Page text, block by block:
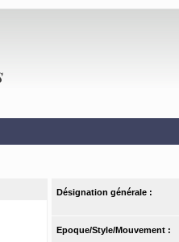
Désignation générale :
Epoque/Style/Mouvement :